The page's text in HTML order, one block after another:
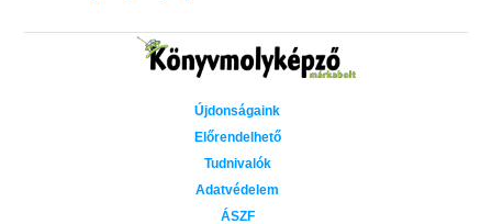
Újdonságaink
Előrendelhető
Tudnivalók
Adatvédelem
ÁSZF